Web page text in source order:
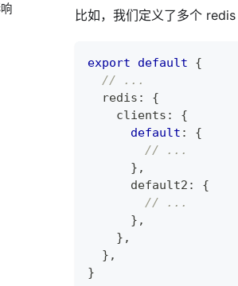
比如，我们定义了多个 redis
export default
{
// ...
  redis
:
{
    clients
:
{
default :
{
// ...
} ,
      default2
:
{
// ...
} ,
} ,
} ,
}